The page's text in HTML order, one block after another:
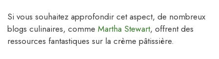
Si vous souhaitez approfondir cet aspect, de nombreux
blogs culinaires, comme Martha Stewart, offrent des
ressources fantastiques sur la crème pâtissière.